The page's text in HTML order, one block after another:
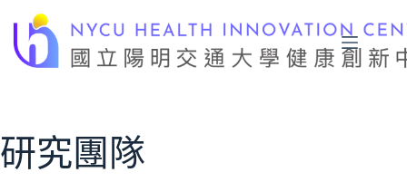
主
研究團隊